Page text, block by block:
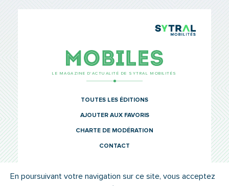
LE MAGAZINE D’ACTUALITÉ DE SYTRAL MOBILITÉS
TOUTES LES ÉDITIONS
AJOUTER AUX FAVORIS
CHARTE DE MODÉRATION
CONTACT
En poursuivant votre navigation sur ce site, vous acceptez